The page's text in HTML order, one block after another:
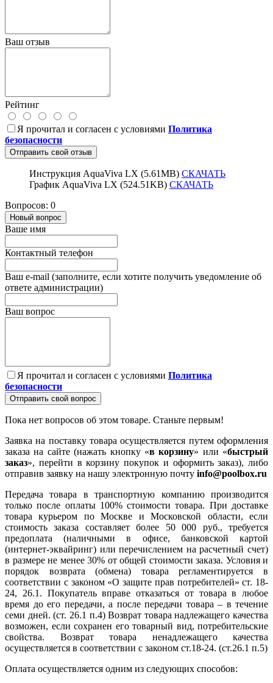
Ваш отзыв
Рейтинг
Я прочитал и согласен с условиями Политика
безопасности
Отправить свой отзыв
Инструкция AquaViva LX (5.61MB) СКАЧАТЬ
График AquaViva LX (524.51KB) СКАЧАТЬ
Вопросов: 0
Новый вопрос
Ваше имя
Контактный телефон
Ваш e-mail (заполните, если хотите получить уведомление об
ответе администрации)
Ваш вопрос
Я прочитал и согласен с условиями Политика
безопасности
Отправить свой вопрос
Пока нет вопросов об этом товаре. Станьте первым!
Заявка на поставку товара осуществляется путем оформления
заказа на сайте (нажать кнопку «в корзину» или «быстрый
заказ», перейти в корзину покупок и оформить заказ), либо
отправив заявку на нашу электронную почту info@poolbox.ru
Передача товара в транспортную компанию производится
только после оплаты 100% стоимости товара. При доставке
товара курьером по Москве и Московской области, если
стоимость заказа составляет более 50 000 руб., требуется
предоплата (наличными в офисе, банковской картой
(интернет-эквайринг) или перечислением на расчетный счет)
в размере не менее 30% от общей стоимости заказа. Условия и
порядок возврата (обмена) товара регламентируется в
соответствии с законом «О защите прав потребителей» ст. 18-
24, 26.1. Покупатель вправе отказаться от товара в любое
время до его передачи, а после передачи товара – в течение
семи дней. (ст. 26.1 п.4) Возврат товара надлежащего качества
возможен, если сохранен его товарный вид, потребительские
свойства. Возврат товара ненадлежащего качества
осуществляется в соответствии с законом ст.18-24. (ст.26.1 п.5)
Оплата осуществляется одним из следующих способов: